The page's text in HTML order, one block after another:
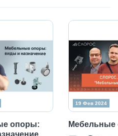
Кухонная опора